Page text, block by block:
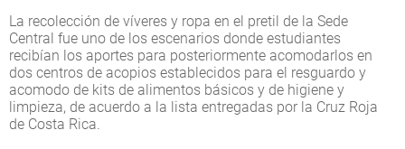
La recolección de víveres y ropa en el pretil de la Sede
Central fue uno de los escenarios donde estudiantes
recibían los aportes para posteriormente acomodarlos en
dos centros de acopios establecidos para el resguardo y
acomodo de kits de alimentos básicos y de higiene y
limpieza, de acuerdo a la lista entregadas por la Cruz Roja
de Costa Rica.